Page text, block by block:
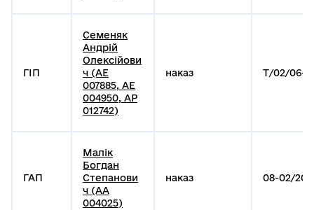
ГІП
Семеняк
Андрій
Олексійови
ч (АЕ
007885, АЕ
004950, АР
012742)
наказ Т/02/06-
ГАП
Малік
Богдан
Степанови
ч (АА
004025)
наказ 08-02/